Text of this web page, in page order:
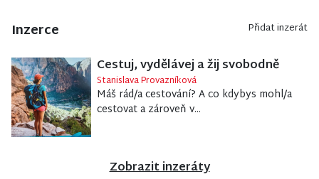
Inzerce Přidat inzerát
Cestuj, vydělávej a žij svobodně
Stanislava Provazníková
Máš rád/a cestování? A co kdybys mohl/a
cestovat a zároveň v...
Zobrazit inzeráty